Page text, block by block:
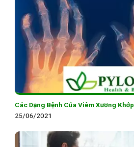
Các Dạng Bệnh Của Viêm Xương Khớp
25/06/2021